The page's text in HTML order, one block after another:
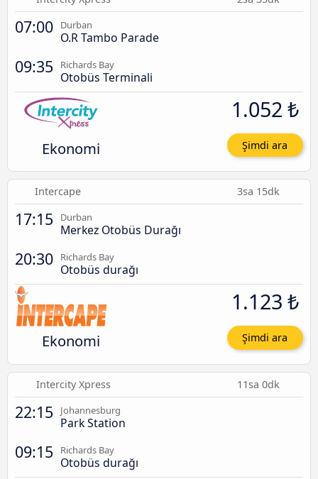
07:00 Durban
O.R Tambo Parade
09:35 Richards Bay
Otobüs Terminali
Ekonomi
1.052 ₺
Şimdi ara
Intercape 3sa 15dk
17:15 Durban
Merkez Otobüs Durağı
20:30 Richards Bay
Otobüs durağı
Ekonomi
1.123 ₺
Şimdi ara
Intercity Xpress 11sa 0dk
22:15 Johannesburg
Park Station
09:15 Richards Bay
Otobüs durağı